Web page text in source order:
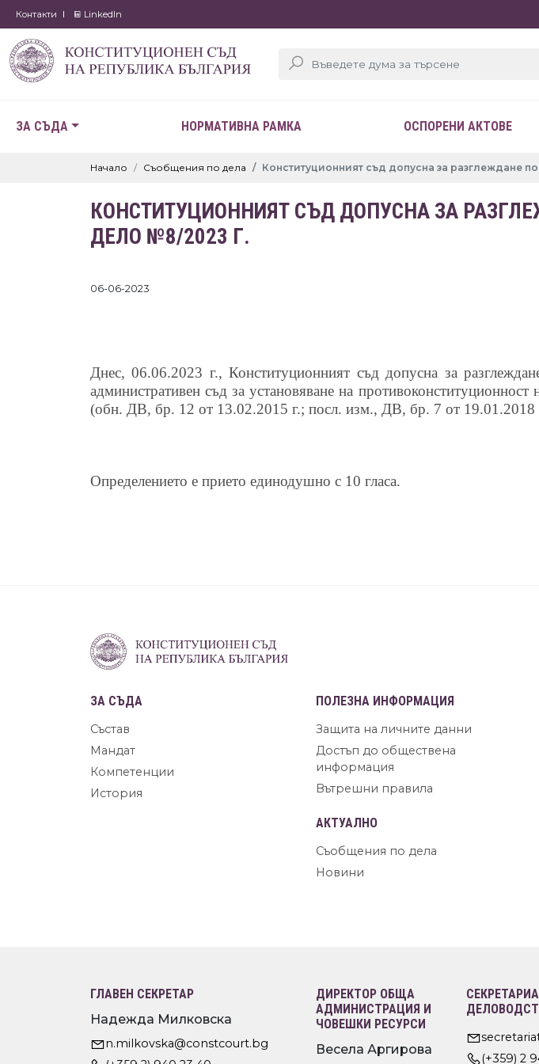
Контакти LinkedIn
ЗА СЪДА НОРМАТИВНА РАМКА ОСПОРЕНИ АКТОВЕ
Начало Съобщения по дела Конституционният съд допусна за разглеждане
КОНСТИТУЦИОННИЯТ СЪД ДОПУСНА ЗА
ДЕЛО №8/2023 Г.
06-06-2023
Днес, 06.06.2023 г., Конституционният съд допусна за
административен съд за установяване на
(обн. ДВ, бр. 12 от 13.02.2015 г.; посл. изм., ДВ, бр. 7 от 19.01.2018
Определението е прието единодушно с 10 гласа.
ЗА СЪДА
Състав
Мандат
Компетенции
История
ПОЛЕЗНА ИНФОРМАЦИЯ
Защита на личните данни
Достъп до обществена
информация
Вътрешни правила
АКТУАЛНО
Съобщения по дела
Новини
ГЛАВЕН СЕКРЕТАР
Надежда Милковска
n.milkovska@constcourt.bg
ДИРЕКТОР ОБЩА
АДМИНИСТРАЦИЯ И
ЧОВЕШКИ РЕСУРСИ
Весела Аргирова
(+359) 2